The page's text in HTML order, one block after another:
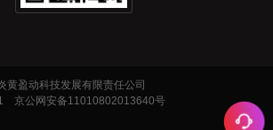
黄盈动科技发展有限责任公司
京公网安备11010802013640号